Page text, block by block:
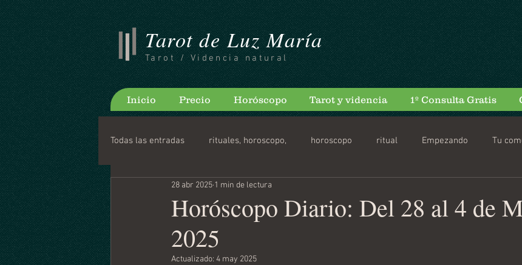
Tarot de Luz María
Tarot / Videncia natural
Inicio Precio Horóscopo Tarot y videncia 1º Consulta Gratis
Todas las entradas rituales, horoscopo, horoscopo ritual Empezando Tu
Consejos para bloguear Horoscopo Diario
Horóscopo Diario: Del 28 al 4 de
2025
28 abr 2025 1 min de lectura
Actualizado: 4 may 2025